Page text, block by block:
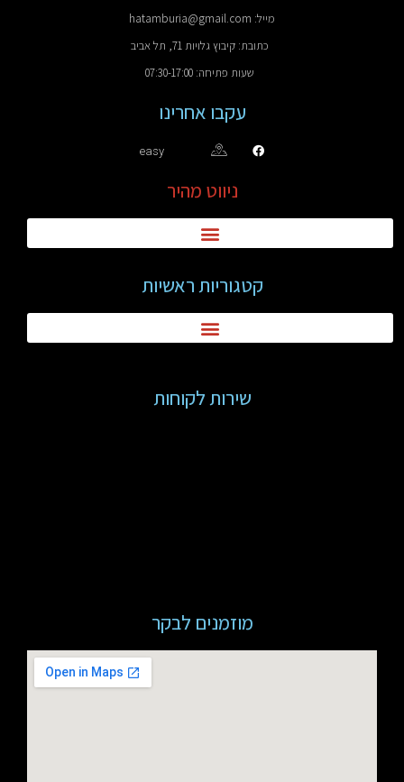
מייל: hatamburia@gmail.com
כתובת: קיבוץ גלויות 71, תל אביב
שעות פתיחה: 07:30-17:00
עקבו אחרינו
easy
ניווט מהיר
קטגוריות ראשיות
שירות לקוחות
מוזמנים לבקר